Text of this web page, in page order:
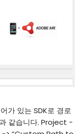
가 있는 SDK로 경로
같습니다. Project -